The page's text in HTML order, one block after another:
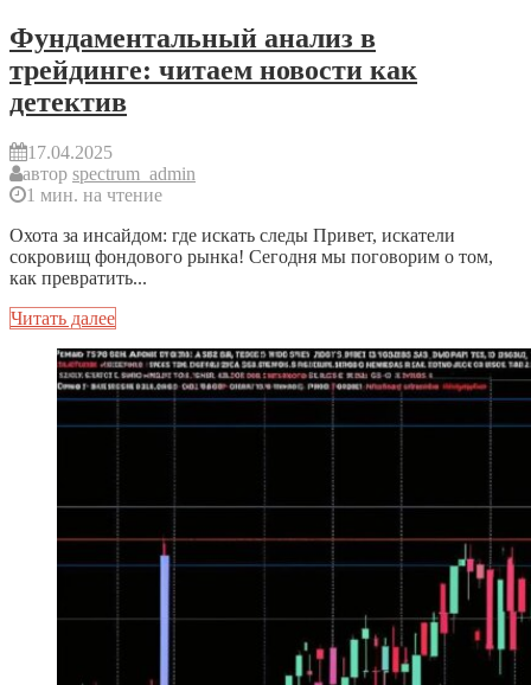
Фундаментальный анализ в
трейдинге: читаем новости как
детектив
17.04.2025
автор spectrum_admin
1 мин. на чтение
Охота за инсайдом: где искать следы Привет, искатели
сокровищ фондового рынка! Сегодня мы поговорим о том,
как превратить...
Читать далее